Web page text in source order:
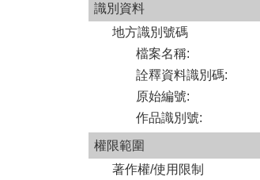
識別資料
地方識別號碼
檔案名稱:
詮釋資料識別碼:
原始編號:
作品識別號:
權限範圍
著作權/使用限制